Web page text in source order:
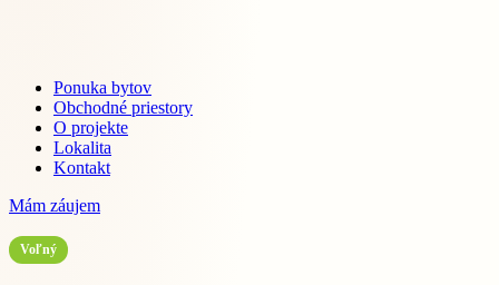
Ponuka bytov
Obchodné priestory
O projekte
Lokalita
Kontakt
Mám záujem
Voľný